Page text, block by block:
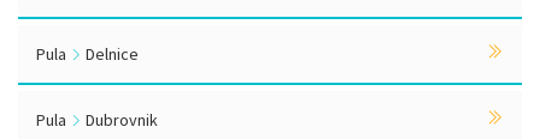
Pula Delnice
Pula Dubrovnik